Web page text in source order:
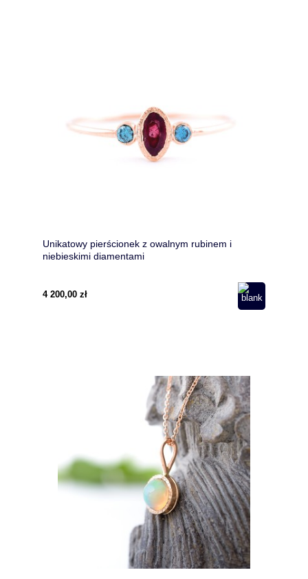
Unikatowy pierścionek z owalnym rubinem i
niebieskimi diamentami
4 200,00 zł